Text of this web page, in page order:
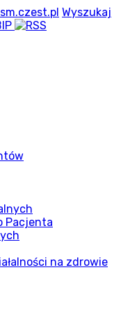
Wyszukaj
Pacjenta
na zdrowie